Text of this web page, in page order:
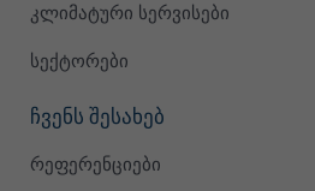
კლიმატური სერვისები
სექტორები
ჩვენს შესახებ
რეფერენციები